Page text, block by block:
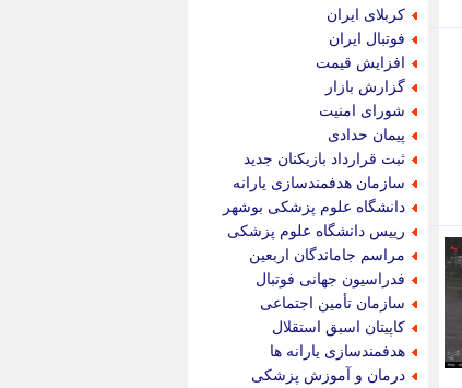
کربلای ایران
فوتبال ایران
افزایش قیمت
گزارش بازار
شورای امنیت
پیمان حدادی
ثبت قرارداد بازیکنان جدید
سازمان هدفمندسازی یارانه
دانشگاه علوم پزشکی بوشهر
رییس دانشگاه علوم پزشکی
مراسم جاماندگان اربعین
فدراسیون جهانی فوتبال
سازمان تأمین اجتماعی
کاپیتان اسبق استقلال
هدفمندسازی یارانه ها
درمان و آموزش پزشکی